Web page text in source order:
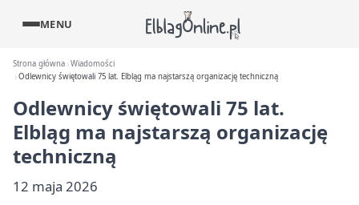
MENU
Strona główna Wiadomości
Odlewnicy świętowali 75 lat. Elbląg ma najstarszą organizację techniczną
Odlewnicy świętowali 75 lat.
Elbląg ma najstarszą organizację
techniczną
12 maja 2026